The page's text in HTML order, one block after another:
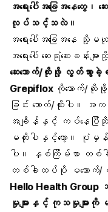
အရေးပေါ်အခြေအနေတွေ၊
လုပ်သင့်သလဲ။
အရေးပေါ်အခြေအနေ သို့
အရေးပေါ် ဆေးရုံဆေးခန်း
ဆေးသောက်/ထိုးဖို့ လွတ်သွ
Grepiflox ကိုသောက်/ထို
ခြင်း သောက်/ထိုးပါ။
အချိန်နှင့် ကပ်နေပြီဆို
မထိုးပါနှင့်တော့။ ပုံမှန်
ပါ။ နှစ်ကြိမ်စာ တစ်
တစ်ခါထပ်ပို မသောက်/
Hello Health Group
မှုများနှင့် ကုသမှုများကို